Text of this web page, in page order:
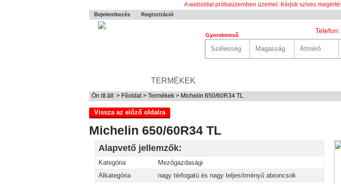
A weboldal próbaüzemben üzemel. Kérjük szíves
Bejelentkezés Regisztráció
Gyorskereső
TERMÉKEK
Ön itt áll: > Főoldal > Termékek > Michelin 650/60R34 TL
Vissza az előző oldalra
Michelin 650/60R34 TL
Alapvető jellemzők:
Kategória
Mezőgazdasági
Alkategória
nagy térfogatú és nagy teljesítményű abroncsok